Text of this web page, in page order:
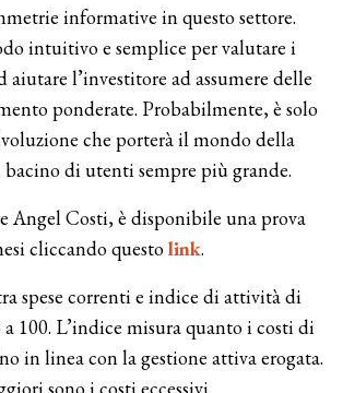
informative in questo settore.
intuitivo e semplice per valutare i
l’investitore ad assumere delle
ponderate. Probabilmente, è solo
che porterà il mondo della
bacino di utenti sempre più grande.
Angel Costi, è disponibile una prova
cliccando questolink.
spese correnti e indice di attività di
a 100. L’indice misura quanto i costi di
in linea con la gestione attiva erogata.
sono i costi eccessivi.